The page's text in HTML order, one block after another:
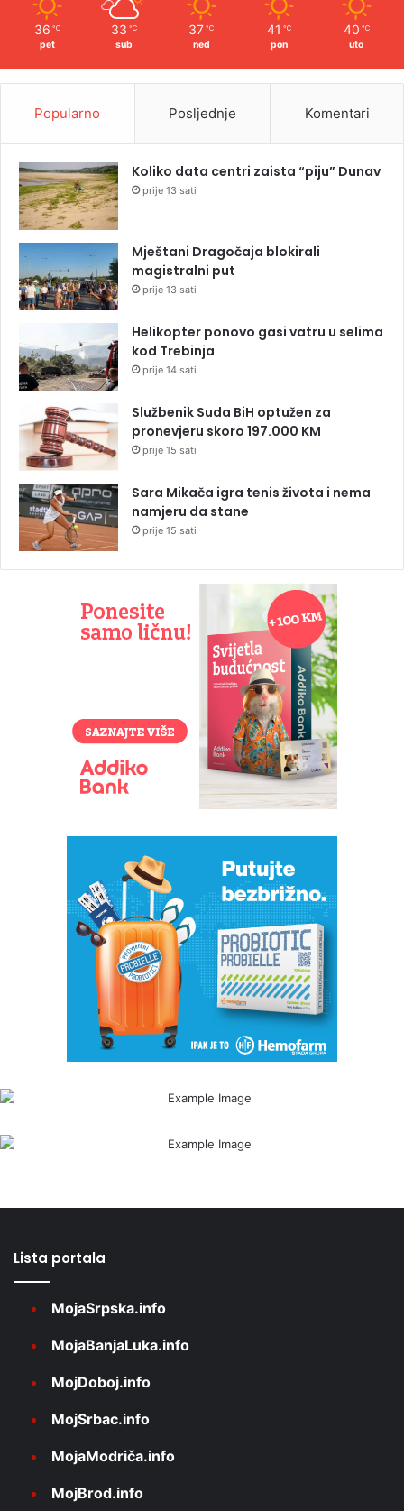
36 ℃
pet
33 ℃
sub
37 ℃
ned
41 ℃
pon
40 ℃
uto
Popularno Posljednje Komentari
Koliko data centri zaista “piju” Dunav
prije 13 sati
Mještani Dragočaja blokirali
magistralni put
prije 13 sati
Helikopter ponovo gasi vatru u selima
kod Trebinja
prije 14 sati
Službenik Suda BiH optužen za
pronevjeru skoro 197.000 KM
prije 15 sati
Sara Mikača igra tenis života i nema
namjeru da stane
prije 15 sati
Lista portala
MojaSrpska.info
MojaBanjaLuka.info
MojDoboj.info
MojSrbac.info
MojaModriča.info
MojBrod.info